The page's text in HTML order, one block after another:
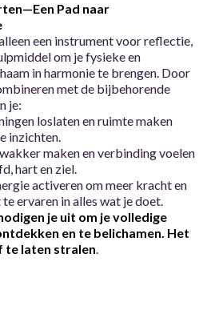
Pad naar
een instrument voor reflectie,
om je fysieke en
in harmonie te brengen. Door
met de bijbehorende
je:
loslaten en ruimte maken
inzichten.
maken en verbinding voelen
hart en ziel.
activeren om meer kracht en
ervaren in alles wat je doet.
je uit om je volledige
en te belichamen. Het
te laten stralen.